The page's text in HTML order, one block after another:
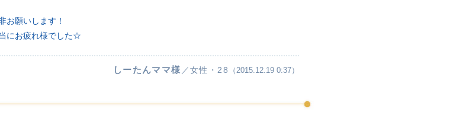
お願いします！
にお疲れ様でした☆
しーたんママ様 ／女性・28 （2015.12.19 0:37）